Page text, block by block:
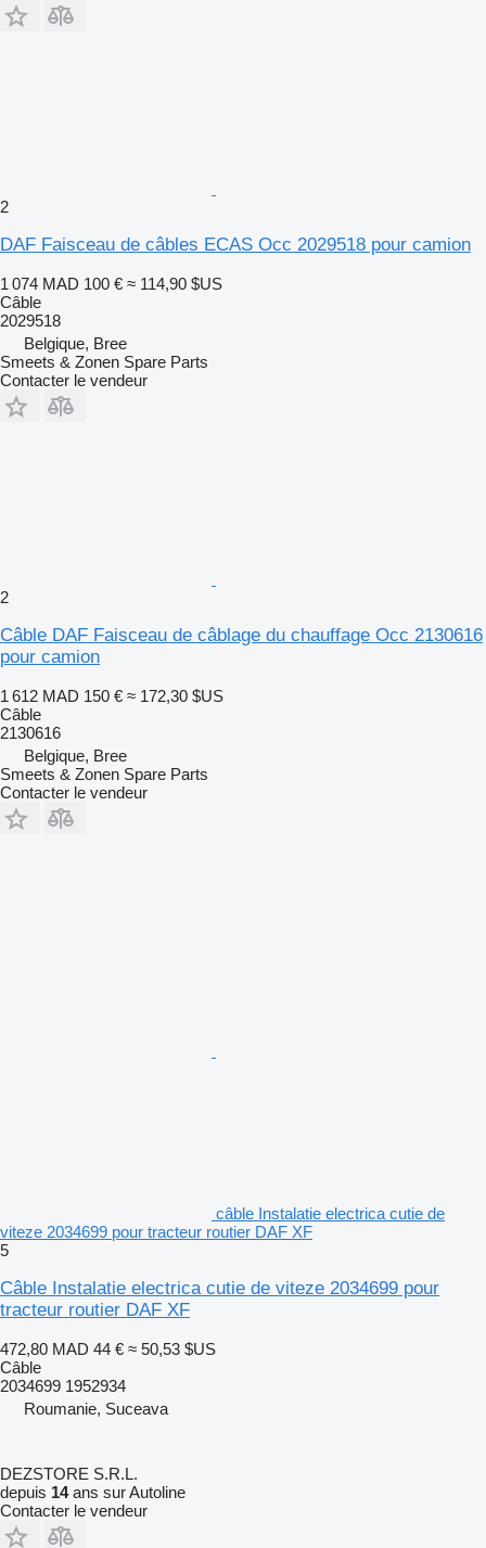
2
DAF Faisceau de câbles ECAS Occ 2029518 pour camion
1 074 MAD 100 € ≈ 114,90 $US
Câble
2029518
Belgique, Bree
Smeets & Zonen Spare Parts
Contacter le vendeur
2
Câble DAF Faisceau de câblage du chauffage Occ 2130616
pour camion
1 612 MAD 150 € ≈ 172,30 $US
Câble
2130616
Belgique, Bree
Smeets & Zonen Spare Parts
Contacter le vendeur
câble Instalatie electrica cutie de
viteze 2034699 pour tracteur routier DAF XF
5
Câble Instalatie electrica cutie de viteze 2034699 pour
tracteur routier DAF XF
472,80 MAD 44 € ≈ 50,53 $US
Câble
2034699 1952934
Roumanie, Suceava
DEZSTORE S.R.L.
depuis 14ans sur Autoline
Contacter le vendeur